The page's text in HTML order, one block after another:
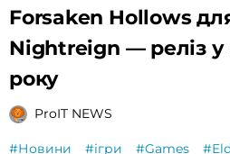
Forsaken Hollows
Nightreign — реліз у
року
ProIT NEWS
#Новини #ігри #Games